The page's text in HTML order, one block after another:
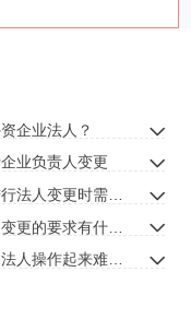
运营的，而且公
常都可以进行执
定要清楚。
的相应资料，同
企业法人？
业负责人变更
企业法人变更的变更流程是什么？在进行法人变更时需要准备什么材料呢？
公司法人变更需要什么资料？公司法人变更的要求有什么？
法人变更的流程是怎么样的？企业变更法人操作起来难不难啊？